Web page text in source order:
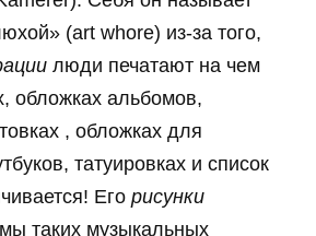
(art whore) из-за того,
люди печатают на чем
обложках альбомов,
, обложках для
татуировках и список
Его рисунки
таких музыкальных